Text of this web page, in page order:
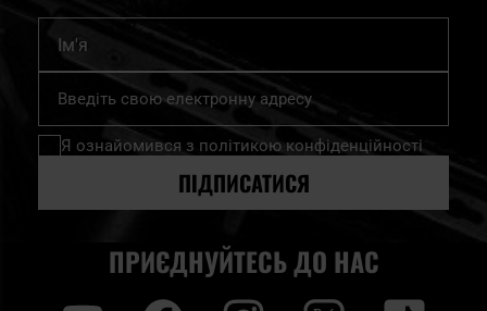
Підпишіться
нашу
розсилку
Я ознайомився з політикою конфіденційності
ПІДПИСАТИСЯ
ПРИЄДНУЙТЕСЬ ДО НАС